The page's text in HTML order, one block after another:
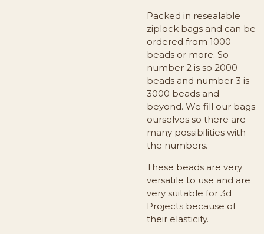
Packed in resealable
ziplock bags and can be
ordered from 1000
beads or more. So
number 2 is so 2000
beads and number 3 is
3000 beads and
beyond. We fill our bags
ourselves so there are
many possibilities with
the numbers.
These beads are very
versatile to use and are
very suitable for 3d
Projects because of
their elasticity.